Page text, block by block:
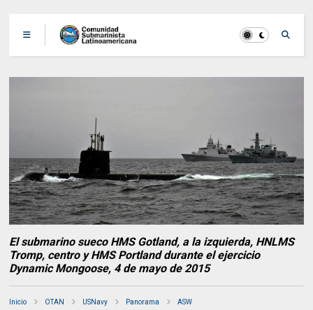
El submarino sueco HMS Gotland, a la izquierda, HNLMS
Tromp, centro y HMS Portland durante el ejercicio
Dynamic Mongoose, 4 de mayo de 2015
Inicio OTAN USNavy Panorama ASW